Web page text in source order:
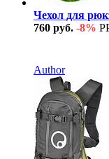
Чехол для
760 руб. -8%
Author